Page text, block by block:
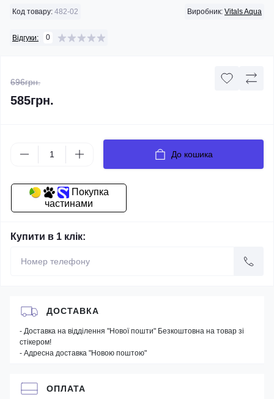
Код товару: 482-02 Виробник: Vitals Aqua
Відгуки: 0
696грн.
585грн.
До кошика
частинами
Купити в 1 клік:
ДОСТАВКА
- Доставка на відділення "Нової пошти" Безкоштовна на товар зі
стікером!
- Адресна доставка "Новою поштою"
ОПЛАТА